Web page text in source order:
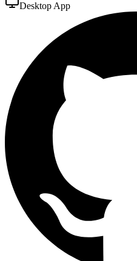
Desktop App